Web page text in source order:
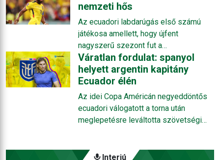
Valle. Az egyesület modern kori
mesébe illő története egy helyi
üzletemberrel és az ő európai mintára
elképzelt terveivel kezdődött, amelyek
ma már az ország labdarúgásának a
jövőjét alapozzák meg, mert a felnőtt-
és az utánpótlás-válogatottak is
növendékeire építenek.
nemzeti hős
Az ecuadori labdarúgás első számú
játékosa amellett, hogy újfent
nagyszerű szezont fut a
Fenerbahcében, a világbajnokságon is
le tudta tenni a névjegyét. Enner
Valencia csapatkapitányként a katari
tornát három góllal zárta, és nem rajta
múlott, hogy a fiatalos együttes végül
egy hajszállal lemaradt a
szélső egykor a Premier League-ben
Váratlan fordulat: spanyol
helyett argentin kapitány
Ecuador élén
Az idei Copa Américán negyeddöntős
ecuadori válogatott a torna után
meglepetésre leváltotta szövetségi
végző Félix Sánchez utódjának egy
Interjú